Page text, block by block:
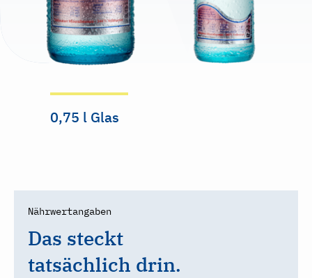
0,75 l Glas
Nährwertangaben
Das steckt
tatsächlich drin.